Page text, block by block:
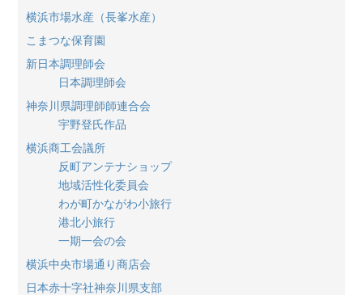
横浜市場水産（長峯水産）
こまつな保育園
新日本調理師会
日本調理師会
神奈川県調理師師連合会
宇野登氏作品
横浜商工会議所
反町アンテナショップ
地域活性化委員会
わが町かながわ小旅行
港北小旅行
一期一会の会
横浜中央市場通り商店会
日本赤十字社神奈川県支部